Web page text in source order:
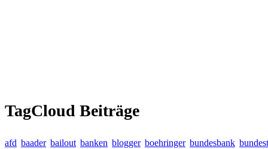
TagCloud Beiträge
afd baader bailout banken blogger boehringer bundesbank